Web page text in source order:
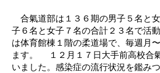
合氣道部は１３６期の男子５名と
子６名と女子７名の合計２３名で活
は体育館棟１階の柔道場で、毎週月
ます。 １２月１７日大手前高校合
いました。感染症の流行状況を鑑み